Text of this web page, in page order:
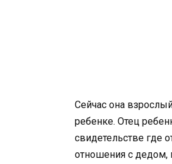
Сейчас она
ребенке. Отец
свидетельстве где
отношения с дедом,